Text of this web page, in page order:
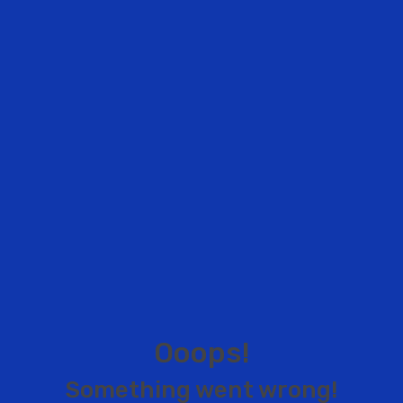
Ooops!
Something went wrong!